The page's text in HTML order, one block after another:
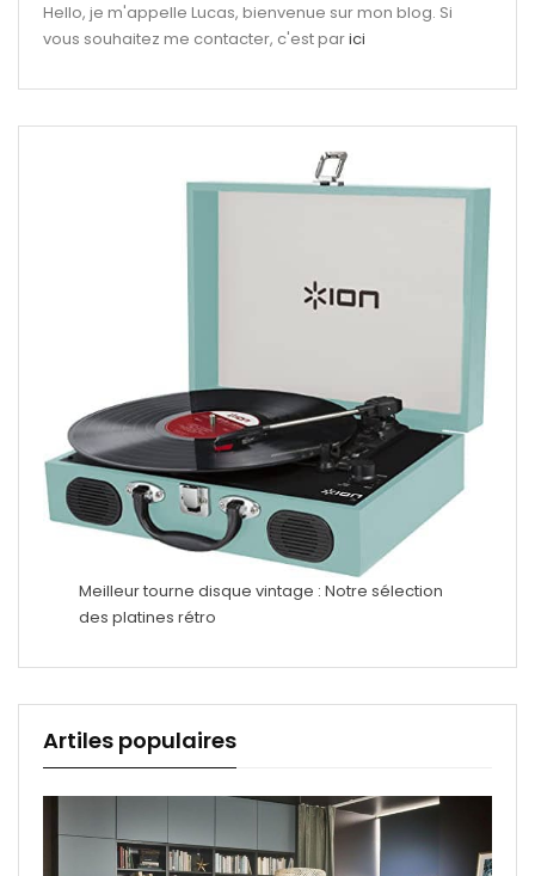
Hello, je m'appelle Lucas, bienvenue sur mon blog. Si
vous souhaitez me contacter, c'est parici
Meilleur tourne disque vintage : Notre sélection
des platines rétro
Artiles populaires